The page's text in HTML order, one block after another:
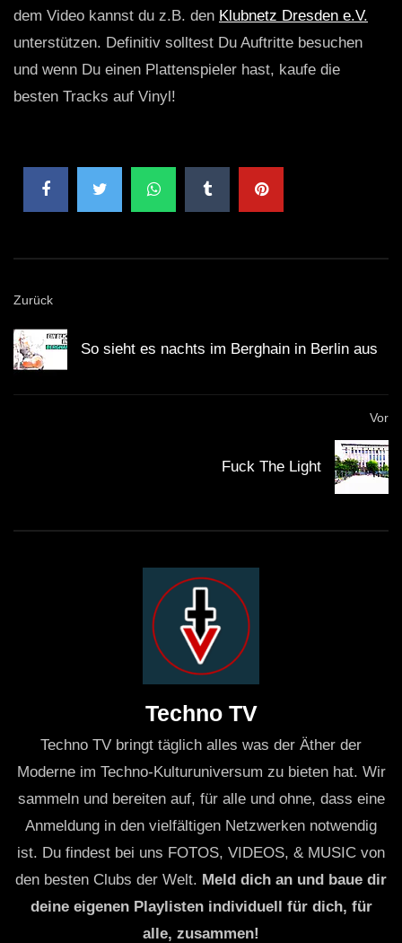
dem Video kannst du z.B. den Klubnetz Dresden e.V.
unterstützen. Definitiv solltest Du Auftritte besuchen
und wenn Du einen Plattenspieler hast, kaufe die
besten Tracks auf Vinyl!
Zurück
So sieht es nachts im Berghain in Berlin aus
Vor
Fuck The Light
Techno TV
Techno TV bringt täglich alles was der Äther der
Moderne im Techno-Kulturuniversum zu bieten hat. Wir
sammeln und bereiten auf, für alle und ohne, dass eine
Anmeldung in den vielfältigen Netzwerken notwendig
ist. Du findest bei uns FOTOS, VIDEOS, & MUSIC von
den besten Clubs der Welt. Meld dich an und baue dir
deine eigenen Playlisten individuell für dich, für
alle, zusammen!